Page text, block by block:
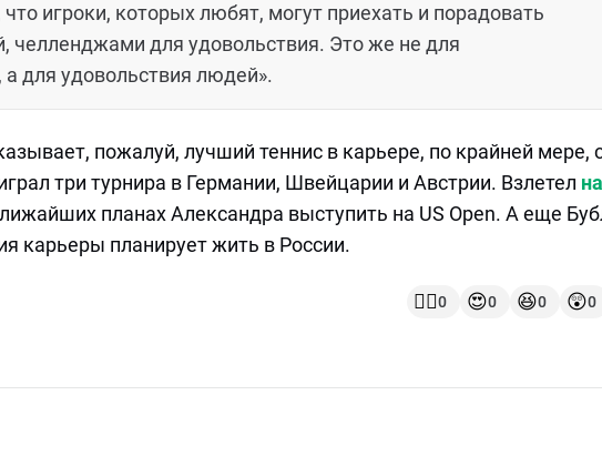
игроки, которых любят, могут приехать и порадовать
челленджами для удовольствия. Это же не для
для удовольствия людей».
пожалуй, лучший теннис в карьере, по крайней мере,
три турнира в Германии, Швейцарии и Австрии. Взлетел
планах Александра выступить на US Open. А еще
карьеры планирует жить в России.
👍🏻0 😍0 😆0 😲0